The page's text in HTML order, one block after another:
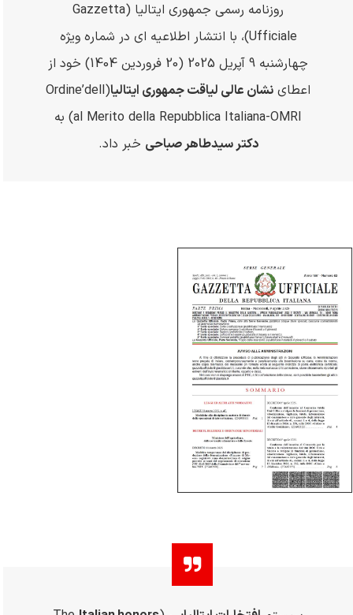
روزنامه رسمی جمهوری ایتالیا (Gazzetta
Ufficiale)، با انتشار اطلاعیه ای در شماره ویژه
چهارشنبه 9 آپریل 2025 (20 فروردین 1404) خود از
اعطای نشان عالی لیاقت جمهوری ایتالیا(
dell
’
Ordine
al Merito della Repubblica Italiana-OMRI) به
دکتر سیدطاهر صباحی خبر داد.